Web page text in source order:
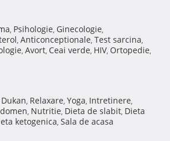
, Psihologie, Ginecologie,
, Anticonceptionale, Test sarcina,
, Avort, Ceai verde, HIV, Ortopedie,
, Relaxare, Yoga, Intretinere,
, Nutritie, Dieta de slabit, Dieta
ketogenica, Sala de acasa